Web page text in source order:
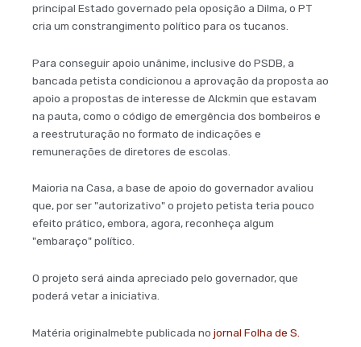
principal Estado governado pela oposição a Dilma, o PT
cria um constrangimento político para os tucanos.
Para conseguir apoio unânime, inclusive do PSDB, a
bancada petista condicionou a aprovação da proposta ao
apoio a propostas de interesse de Alckmin que estavam
na pauta, como o código de emergência dos bombeiros e
a reestruturação no formato de indicações e
remunerações de diretores de escolas.
Maioria na Casa, a base de apoio do governador avaliou
que, por ser "autorizativo" o projeto petista teria pouco
efeito prático, embora, agora, reconheça algum
"embaraço" político.
O projeto será ainda apreciado pelo governador, que
poderá vetar a iniciativa.
Matéria originalmebte publicada no jornal Folha de S.